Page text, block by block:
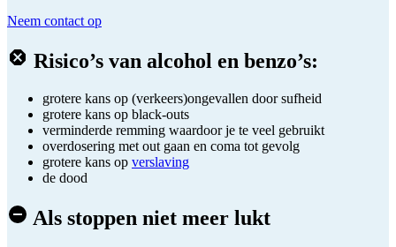
Neem contact op
Risico’s van alcohol en benzo’s:
grotere kans op (verkeers)ongevallen door sufheid
grotere kans op black-outs
verminderde remming waardoor je te veel gebruikt
overdosering met out gaan en coma tot gevolg
grotere kans op verslaving
de dood
Als stoppen niet meer lukt